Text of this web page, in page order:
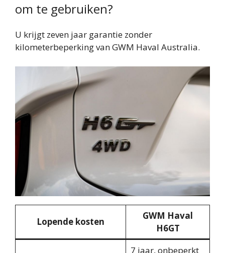
om te gebruiken?
U krijgt zeven jaar garantie zonder
kilometerbeperking van GWM Haval Australia.
Lopende kosten
GWM Haval
H6GT
7 jaar, onbeperkt